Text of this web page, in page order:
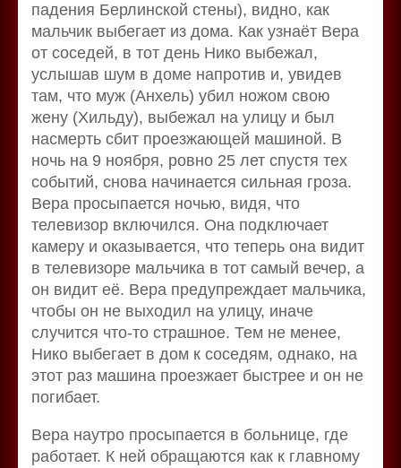
падения Берлинской стены), видно, как
мальчик выбегает из дома. Как узнаёт Вера
от соседей, в тот день Нико выбежал,
услышав шум в доме напротив и, увидев
там, что муж (Анхель) убил ножом свою
жену (Хильду), выбежал на улицу и был
насмерть сбит проезжающей машиной. В
ночь на 9 ноября, ровно 25 лет спустя тех
событий, снова начинается сильная гроза.
Вера просыпается ночью, видя, что
телевизор включился. Она подключает
камеру и оказывается, что теперь она видит
в телевизоре мальчика в тот самый вечер, а
он видит её. Вера предупреждает мальчика,
чтобы он не выходил на улицу, иначе
случится что-то страшное. Тем не менее,
Нико выбегает в дом к соседям, однако, на
этот раз машина проезжает быстрее и он не
погибает.
Вера наутро просыпается в больнице, где
работает. К ней обращаются как к главному